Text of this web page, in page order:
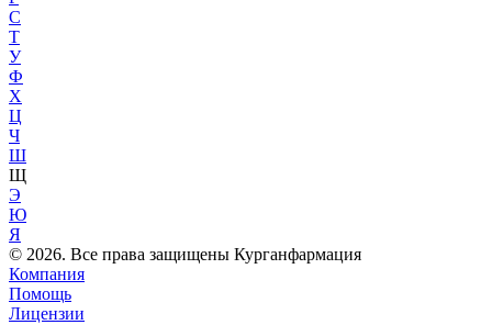
С
Т
У
Ф
Х
Ц
Ч
Ш
Щ
Э
Ю
Я
© 2026. Все права защищены Курганфармация
Компания
Помощь
Лицензии